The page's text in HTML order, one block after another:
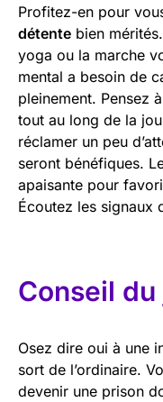
Profitez-en pour
détente bien
yoga ou la marche
mental a besoin de
pleinement. Pensez
tout au long de la
réclamer un peu
seront bénéfiques.
apaisante pour
Écoutez les signaux
Conseil
Osez dire oui à une
sort de l’ordinaire.
devenir une prison